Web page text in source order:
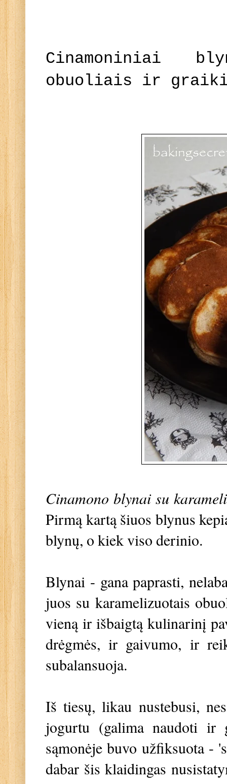
Cinamoniniai
obuoliais ir
Cinamono blynai su
Pirmą kartą šiuos blynus
blynų, o kiek viso derinio.
Blynai - gana paprasti,
juos su karamelizuotais
vieną ir išbaigtą kulinarinį
drėgmės, ir gaivumo, ir
subalansuoja.
Iš tiesų, likau nustebusi,
jogurtu (galima naudoti
sąmonėje buvo užfiksuota -
dabar šis klaidingas